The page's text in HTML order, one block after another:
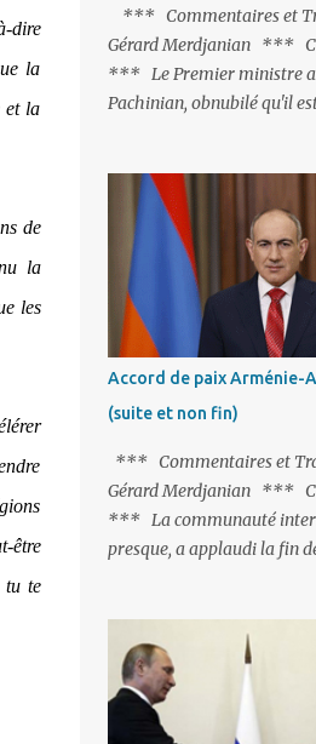
dire
la
et la
de
la
les
être
tu te
*** Commentaires et
Gérard Merdjanian ***
*** Le Premier ministre
Pachinian, obnubilé qu'il
fort avisé de lire les fables
Fontaine et plus
Chien qui lâche sa proie
C'est hélas fort peu
Littérature ne sont pas ses
plus d'ailleurs que les
tandem turco-azéri.
précède la chute de l'URSS,
exclusivement intéressé
« l'Arménie réelle ». Même
présidents qu'ils l'ont
pas grâce à ses yeux, les
noms, avant de les traîner
arménienne, les...
Accord de paix Arménie-
(suite et non fin)
*** Commentaires et
Gérard Merdjanian ***
*** La communauté
presque, a applaudi la fin
plus qu’à le finaliser. Oui,
que le projet d'accord de
articles, dont 15 avaient
accord. Les deux points